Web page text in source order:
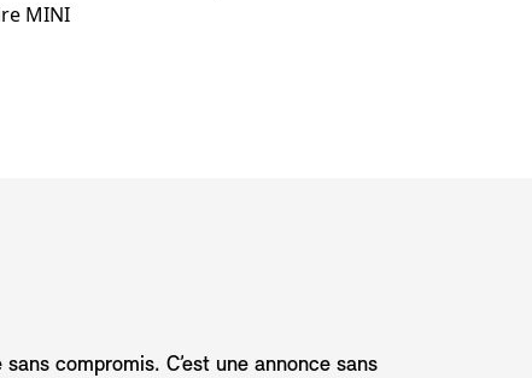
MINI
compromis. C’est une annonce sans